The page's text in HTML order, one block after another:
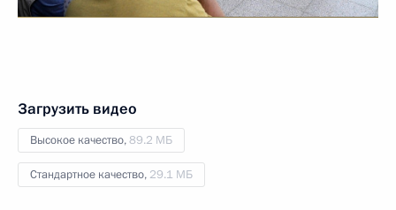
Загрузить видео
Высокое качество,89.2 МБ
Стандартное качество, 29.1 МБ